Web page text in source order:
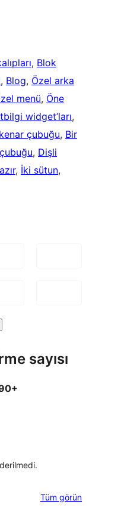
, Blok
, Blog, Özel arka
menü, Öne
widget’ları
çubuğu, Bir
, Dişli
, İki sütun
sayısı
Tüm değerlendirmeleri
görün